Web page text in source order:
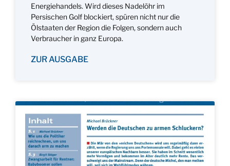
Energiehandels. Wird dieses Nadelöhr im
Persischen Golf blockiert, spüren nicht nur die
Ölstaaten der Region die Folgen, sondern auch
Verbraucher in ganz Europa.
ZUR AUSGABE